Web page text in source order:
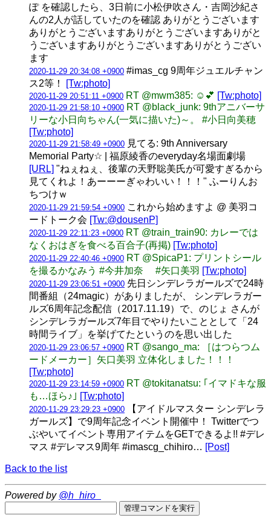
ぽ を確認したら、3日前に小松伊吹さん・吉岡沙紀さ
んの2人が話していたのを確認 ありがとうございます
ありがとうございますありがとうございますありがと
うございますありがとうございますありがとうござい
ます
2020-11-29 20:34:08 +0900 #imas_cg 9周年ジュエルチャン
ス2等！
[Tw:photo]
2020-11-29 20:51:11 +0900 RT @mwm385: ☺️💕 [Tw:photo]
2020-11-29 21:58:10 +0900 RT @black_junk: 9thアニバーサ
リーな小日向ちゃん(一気に描いた)～。 #小日向美穂
[Tw:photo]
2020-11-29 21:58:49 +0900 見てる: 9th Anniversary
Memorial Party☆ | 福原綾香のeveryday名場面劇場
[URL] "ねぇねぇ、後輩の天野聡美氏が可愛すぎるから
見てくれよ！あーーーぎゃわいい！！！" ふーりんお
ちつけｗ
2020-11-29 21:59:54 +0900 これから始めますよ @ 美羽コ
ードトーク会 [Tw:@dousenP]
2020-11-29 22:11:23 +0900 RT @train_train90: カレーでは
なくおはぎを食べる百合子(再掲) [Tw:photo]
2020-11-29 22:40:46 +0900 RT @SpicaP1: プリントシール
を撮るかなみう #今井加奈 #矢口美羽 [Tw:photo]
2020-11-29 23:06:51 +0900 先日シンデレラガールズで24時
間番組（24magic）がありましたが、 シンデレラガー
ルズ6周年記念配信（2017.11.19）で、のじょ さんが
シンデレラガールズ7年目でやりたいこととして「24
時間ライブ」を挙げてたというのを思い出した
2020-11-29 23:06:57 +0900 RT @sango_ma: ［はつらつム
ードメーカー］矢口美羽 立体化しました！！！
[Tw:photo]
2020-11-29 23:14:59 +0900 RT @tokitanatsu: ｢イマドキな服
も…ほら♪｣ [Tw:photo]
2020-11-29 23:29:23 +0900 【アイドルマスター シンデレラ
ガールズ】で9周年記念イベント開催中！ Twitterでつ
ぶやいてイベント専用アイテムをGETできるよ!! #デレ
マス #デレマス9周年 #imascg_chihiro… [Post]
Back to the list
Powered by @h_hiro_